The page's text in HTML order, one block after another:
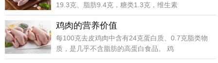
19.3克、脂肪9.4克，糖类1.3克，维生素
鸡肉的营养价值
每100克去皮鸡肉中含有24克蛋白质、0.7克脂类物
质，是几乎不含脂肪的高蛋白食品。 鸡